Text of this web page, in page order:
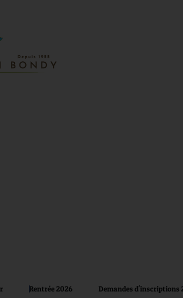
Rentrée 2026 Demandes d'inscriptions